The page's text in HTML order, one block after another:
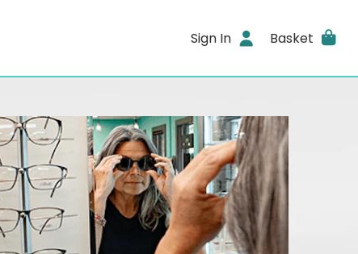
Sign In Basket